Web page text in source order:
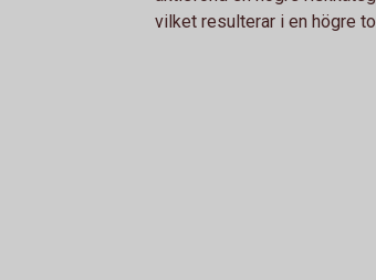
vilket resulterar i en högre